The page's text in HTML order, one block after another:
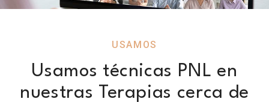
USAMOS
Usamos técnicas PNL en
nuestras Terapias cerca de